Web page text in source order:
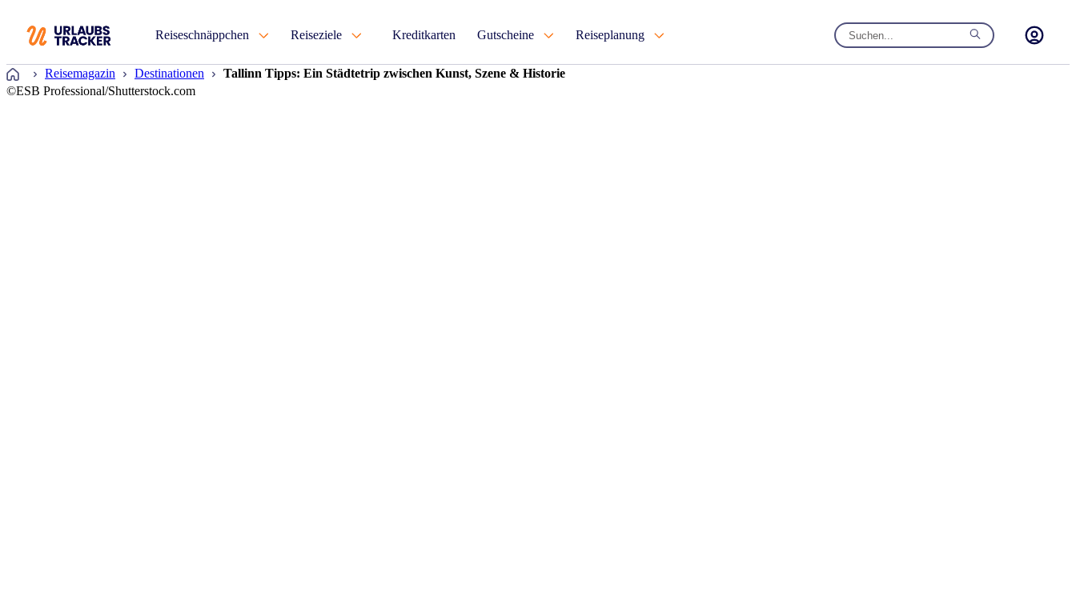
Reiseschnäppchen Reiseziele Kreditkarten Gutscheine Reiseplanung
Startseite
Reisemagazin Destinationen
Tallinn Tipps: Ein Städtetrip zwischen Kunst, Szene & Historie
©ESB Professional/Shutterstock.com